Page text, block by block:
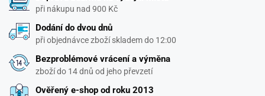
při nákupu nad 900 Kč
Dodání do dvou dnů
při objednávce zboží skladem do 12:00
Bezproblémové vrácení a výměna
zboží do 14 dnů od jeho převzetí
Ověřený e-shop od roku 2013